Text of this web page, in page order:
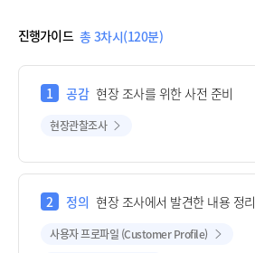
진행가이드 총 3차시(120분)
1 공감 현장 조사를 위한 사전 준비
현장관찰조사
2 정의 현장 조사에서 발견한 내용 정리
사용자 프로파일 (Customer Profile)